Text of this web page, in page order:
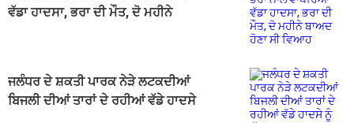
ਵੱਡਾ ਹਾਦਸਾ, ਭਰਾ ਦੀ ਮੌਤ, ਦੋ ਮਹੀਨੇ
ਜਲੰਧਰ ਦੇ ਸ਼ਕਤੀ ਪਾਰਕ ਨੇੜੇ ਲਟਕਦੀਆਂ
ਬਿਜਲੀ ਦੀਆਂ ਤਾਰਾਂ ਦੇ ਰਹੀਆਂ ਵੱਡੇ ਹਾਦਸੇ